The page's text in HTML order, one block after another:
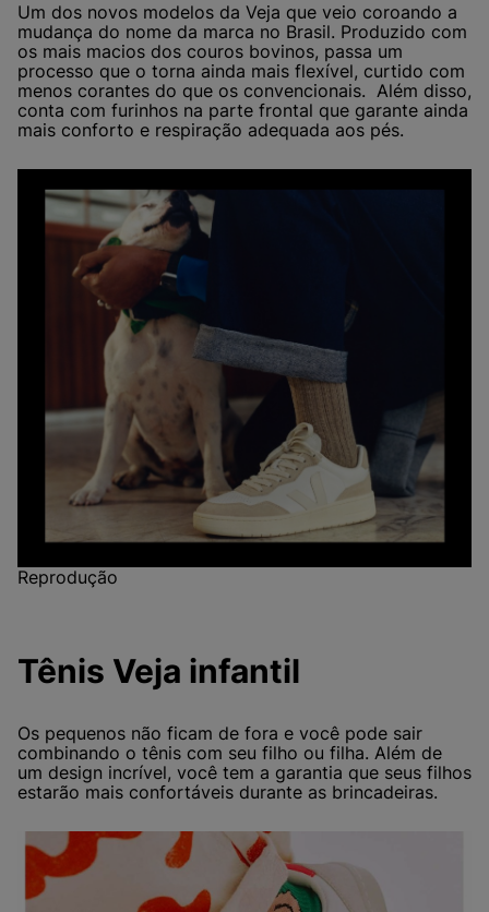
Um dos novos modelos da Veja que veio coroando a
mudança do nome da marca no Brasil. Produzido com
os mais macios dos couros bovinos, passa um
processo que o torna ainda mais flexível, curtido com
menos corantes do que os convencionais. Além disso,
conta com furinhos na parte frontal que garante ainda
mais conforto e respiração adequada aos pés.
Reprodução
Tênis Veja infantil
Os pequenos não ficam de fora e você pode sair
combinando o tênis com seu filho ou filha. Além de
um design incrível, você tem a garantia que seus filhos
estarão mais confortáveis durante as brincadeiras.